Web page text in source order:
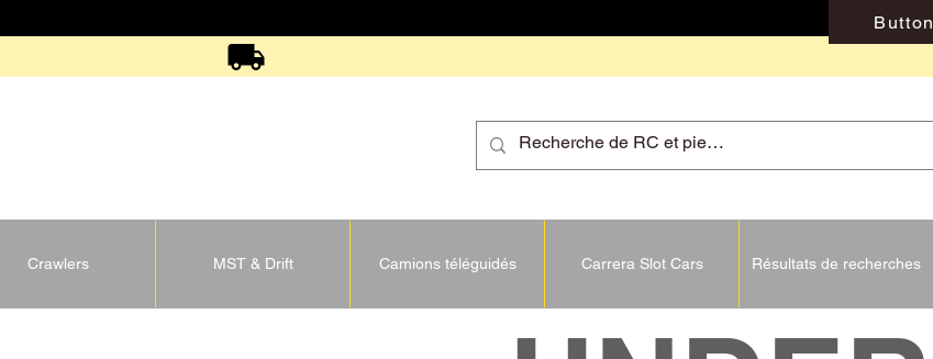
Button
Crawlers MST & Drift Camions téléguidés Carrera Slot Cars Résultats de recherches